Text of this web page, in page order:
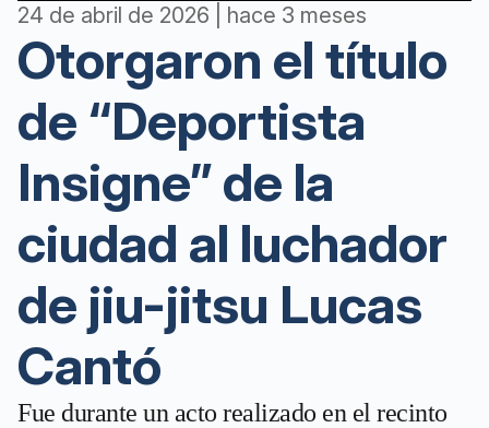
24 de abril de 2026 | hace 3 meses
Otorgaron el título
de “Deportista
Insigne” de la
ciudad al luchador
de jiu-jitsu Lucas
Cantó
Fue durante un acto realizado en el recinto